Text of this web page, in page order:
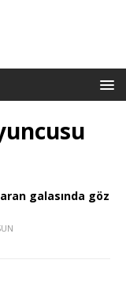
galasında göz